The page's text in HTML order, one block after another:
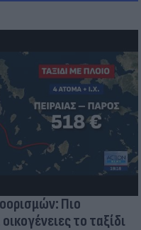
Πιο
οικογένειες το ταξίδι